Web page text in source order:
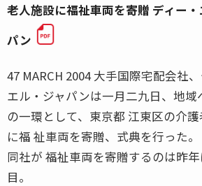
老人施設に福祉車両を寄贈 ディー
パン
47 MARCH 2004 大手国際宅配会社
エル・ジャパンは一月二九日、地域
の一環として、東京都 江東区の介
に福 祉車両を寄贈、式典を行った。
同社が 福祉車両を寄贈するのは昨
目。